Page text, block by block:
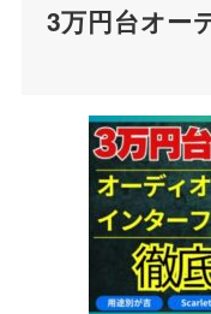
3万円台オー